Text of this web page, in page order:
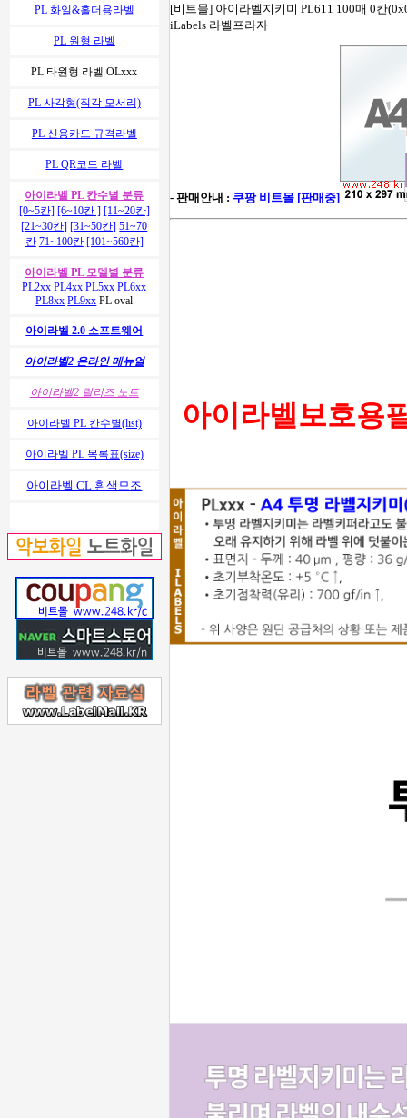
PL 화일&홀더용라벨
PL 원형 라벨
PL 타원형 라벨 OLxxx
PL 사각형(직각 모서리)
PL 신용카드 규격라벨
PL QR코드 라벨
아이라벨 PL 칸수별 분류
[0~5칸] [6~10칸 ] [11~20칸]
[21~30칸] [31~50칸] 51~70
칸 71~100칸 [101~560칸]
아이라벨 PL 모델별 분류
PL2xx PL4xx PL5xx PL6xx
PL8xx PL9xx PL oval
아이라벨 2.0 소프트웨어
아이라벨2 온라인 메뉴얼
아이라벨2 릴리즈 노트
아이라벨 PL 칸수별(list)
아이라벨 PL 목록표(size)
아이라벨 CL 흰색모조
[비트몰] 아이라벨지키미 PL611 100매 0칸
iLabels 라벨프라자
- 판매안내 : 쿠팡 비트몰 [판매중]
아이라벨보호용